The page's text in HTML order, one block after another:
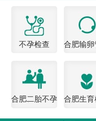
不孕检查
合肥输卵
合肥二胎不孕
合肥生育